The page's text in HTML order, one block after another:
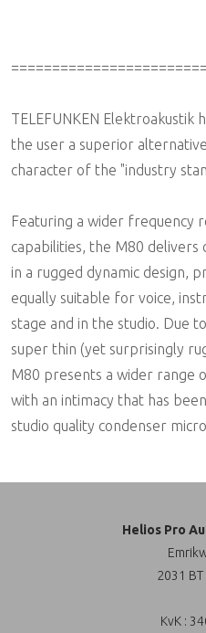
TELEFUNKEN Elektroakustik
the user a superior
character of the "industry
Featuring a wider frequency
capabilities, the M80
in a rugged dynamic design,
equally suitable for voice,
stage and in the studio. Due
super thin (yet surprisingly
M80 presents a wider range
with an intimacy that has
studio quality condenser
Helios Pro
2031 BT
KvK :